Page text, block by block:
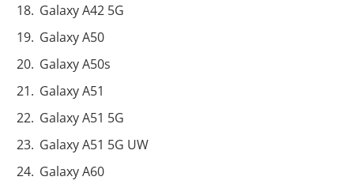
Galaxy A42 5G
Galaxy A50
Galaxy A50s
Galaxy A51
Galaxy A51 5G
Galaxy A51 5G UW
Galaxy A60